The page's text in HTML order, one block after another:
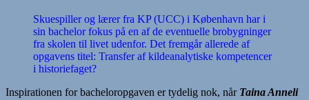
Skuespiller og lærer fra KP (UCC) i København har i
sin bachelor fokus på en af de eventuelle brobygninger
fra skolen til livet udenfor. Det fremgår allerede af
opgavens titel: Transfer af kildeanalytiske kompetencer
i historiefaget?
Inspirationen for bacheloropgaven er tydelig nok, når Taina Anneli